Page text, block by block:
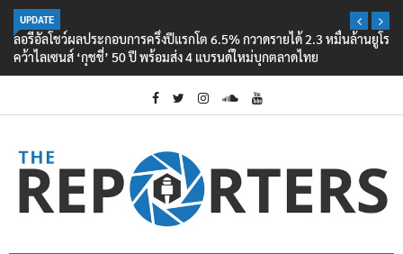
UPDATE
ลอรีอัลโชว์ผลประกอบการครึ่งปีแรกโต 6.5% กวาดรายได้ 2.3 หมื่นล้านยูโร
คว้าไลเซนส์ ‘กุชชี่’ 50 ปี พร้อมส่ง 4 แบรนด์ใหม่บุกตลาดไทย